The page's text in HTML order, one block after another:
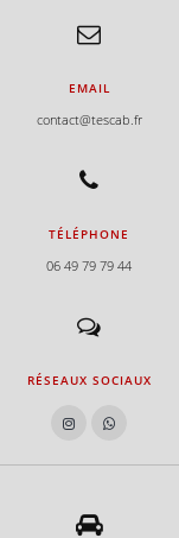
EMAIL
contact@tescab.fr
TÉLÉPHONE
06 49 79 79 44
RÉSEAUX SOCIAUX